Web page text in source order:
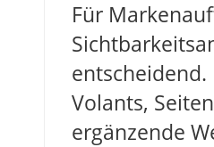
Für
Volants,
ergänzende